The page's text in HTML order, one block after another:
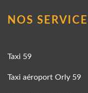
NOS
Taxi 59
Taxi aéroport Orly 59